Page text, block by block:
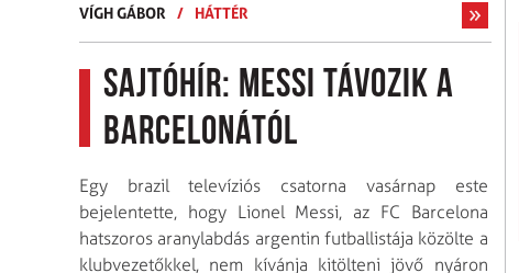
VÍGH GÁBOR / HÁTTÉR
Sajtóhír: Messi távozik a
Barcelonától
Egy brazil televíziós csatorna vasárnap este
bejelentette, hogy Lionel Messi, az FC Barcelona
hatszoros aranylabdás argentin futballistája közölte a
klubvezetőkkel, nem kívánja kitölteni jövő nyáron